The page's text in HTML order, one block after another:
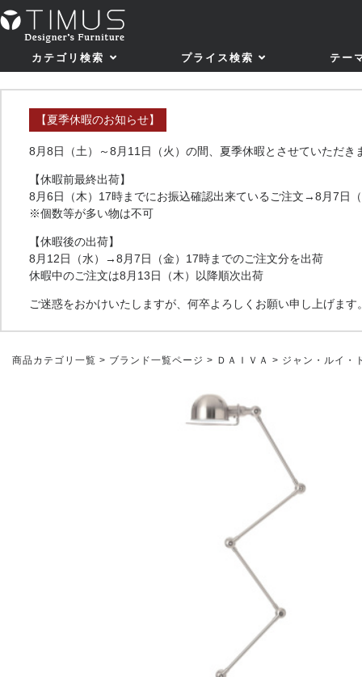
カテゴリ検索 プライス検索 テー
【夏季休暇のお知らせ】
8月8日（土）～8月11日（火）の間、夏季休暇とさせていただき
【休暇前最終出荷】
8月6日（木）17時までにお振込確認出来ているご注文→8月7日
※個数等が多い物は不可
【休暇後の出荷】
8月12日（水）→8月7日（金）17時までのご注文分を出荷
休暇中のご注文は8月13日（木）以降順次出荷
ご迷惑をおかけいたしますが、何卒よろしくお願い申し上げます
商品カテゴリ一覧 > ブランド一覧ページ > ＤＡＩＶＡ > ジャン・ルイ・